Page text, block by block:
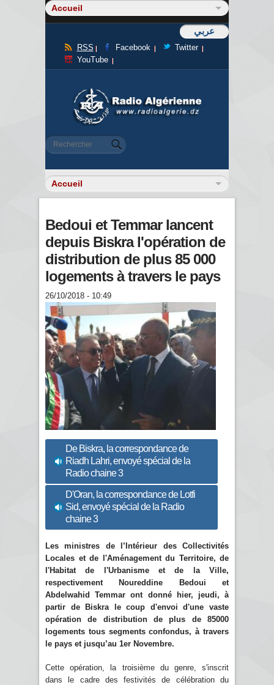
عربي
RSS Facebook
Twitter
YouTube
Formulaire de recherche
Rechercher
Bedoui et Temmar lancent
depuis Biskra l'opération de
distribution de plus 85 000
logements à travers le pays
26/10/2018 - 10:49
De Biskra, la correspondance de
Riadh Lahri, envoyé spécial de la
Radio chaine 3
D'Oran, la correspondance de Lotfi
Sid, envoyé spécial de la Radio
chaine 3
Les ministres de l’Intérieur des Collectivités
Locales et de l'Aménagement du Territoire, de
l'Habitat de l'Urbanisme et de la Ville,
respectivement Noureddine Bedoui et
Abdelwahid Temmar ont donné hier, jeudi, à
partir de Biskra le coup d'envoi d'une vaste
opération de distribution de plus de 85000
logements tous segments confondus, à travers
le pays et jusqu’au 1er Novembre.
Cette opération, la troisième du genre, s'inscrit
dans le cadre des festivités de célébration du